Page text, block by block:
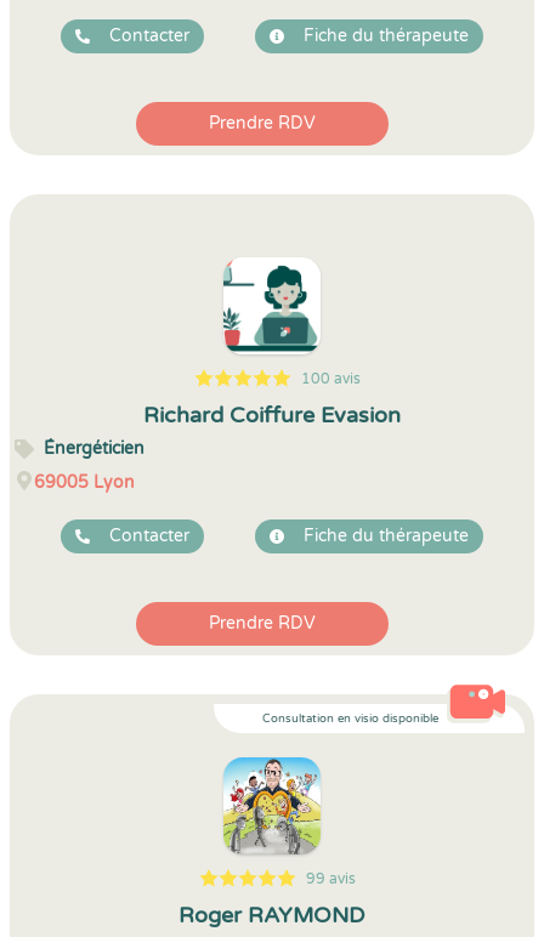
Contacter Fiche du thérapeute
Prendre RDV
5
1
5
100 100 avis
Richard Coiffure Evasion
Énergéticien
69005 Lyon
Contacter Fiche du thérapeute
Prendre RDV
Consultation en visio disponible
5
1
5
99 99 avis
Roger RAYMOND